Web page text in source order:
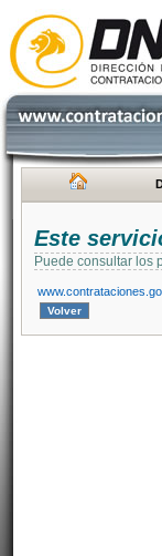
Este
Puede consultar los